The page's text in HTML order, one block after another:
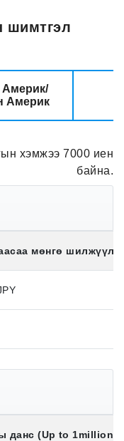
шимтгэл
Америк
хэмжээ 7000 иен
байна.
мөнгө
данс (Up to 1million